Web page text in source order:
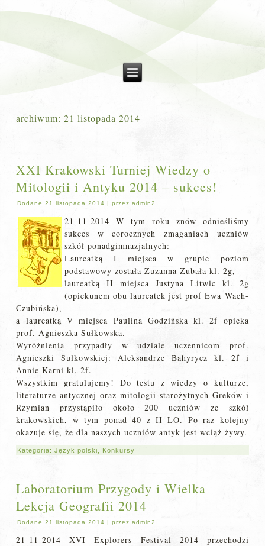
archiwum:21 listopada 2014
XXI Krakowski Turniej Wiedzy o
Mitologii i Antyku 2014 – sukces!
Dodane 21 listopada 2014 |przez admin2
21-11-2014 W tym roku znów odnieśliśmy
sukces w corocznych zmaganiach uczniów
szkół ponadgimnazjalnych:
Laureatką I miejsca w grupie poziom
podstawowy została Zuzanna Zubała kl. 2g,
laureatką II miejsca Justyna Litwic kl. 2g
(opiekunem obu laureatek jest prof Ewa Wach-
Czubińska),
a laureatką V miejsca Paulina Godzińska kl. 2f opieka
prof. Agnieszka Sułkowska.
Wyróżnienia przypadły w udziale uczennicom prof.
Agnieszki Sułkowskiej: Aleksandrze Bahyrycz kl. 2f i
Annie Karni kl. 2f.
Wszystkim gratulujemy! Do testu z wiedzy o kulturze,
literaturze antycznej oraz mitologii starożytnych Greków i
Rzymian przystąpiło około 200 uczniów ze szkół
krakowskich, w tym ponad 40 z II LO. Po raz kolejny
okazuje się, że dla naszych uczniów antyk jest wciąż żywy.
Kategoria:Język polski Konkursy
Laboratorium Przygody i Wielka
Lekcja Geografii 2014
Dodane 21 listopada 2014 |przez admin2
21-11-2014 XVI Explorers Festival 2014 przechodzi